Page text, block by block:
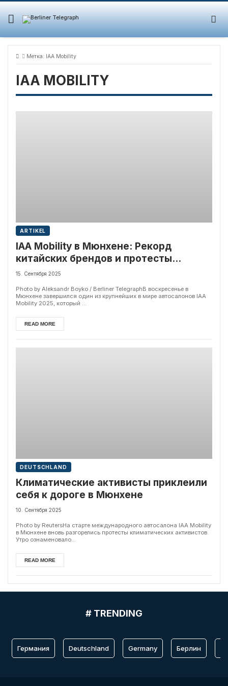
Skip
content
Метка: IAA Mobility
IAA MOBILITY
ARTIKEL
IAA Mobility в Мюнхене: Рекорд
китайских брендов и протесты
активистов на фоне электрического
15. Сентября 2025
Photo by Aleksandr Boyko / Berliner TelegraphВ воскресенье в
Мюнхене завершился один из крупнейших в мире автосалонов IAA
Mobility 2025, который ...
READ MORE
DEUTSCHLAND
Климатические активисты приклеили
себя к дороге в Мюнхене
10. Сентября 2025
Photo by ReutersНа старте международного автосалона IAA Mobility
в Мюнхене вновь разгорелись протесты климатических активистов.
Утро ознаменовало...
READ MORE
# TRENDING
Германия Deutschland Germany Берлин